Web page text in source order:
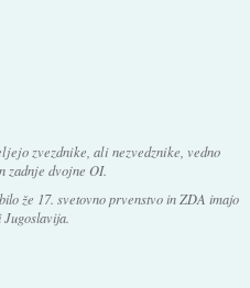
zvezdnike, ali nezvedznike, vedno
zadnje dvojne OI.
že 17. svetovno prvenstvo in ZDA imajo